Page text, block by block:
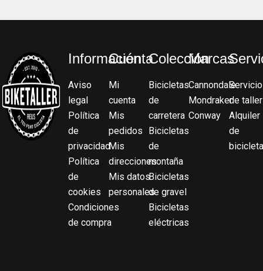
Información
Aviso
legal
Política
de
privacidad
Política
de
cookies
Condiciones
de compra
Cuenta
Mi
cuenta
Mis
pedidos
Mis
direcciones
Mis datos
personales
Colección
Bicicletas
de
carretera
Bicicletas
de
montaña
Bicicletas
de gravel
Bicicletas
eléctricas
Marcas
Cannondale
Mondraker
Conway
Servicio
de taller
Alquiler
de